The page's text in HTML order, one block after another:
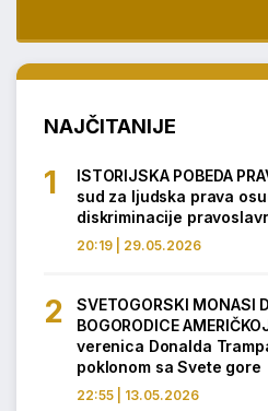
NAJČITANIJE
20:19 | 29.05.2026
ISTORIJSKA POBEDA
sud za ljudska prava
diskriminacije
22:55 | 13.05.2026
SVETOGORSKI MONASI
BOGORODICE
verenica Donalda
poklonom sa Svete gore